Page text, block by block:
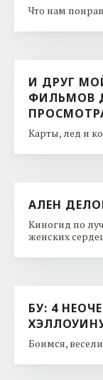
Что нам
И ДРУГ
ФИЛЬМОВ
Карты, лед и
АЛЕН
Киногид по
женских
БУ: 4
Боимся,